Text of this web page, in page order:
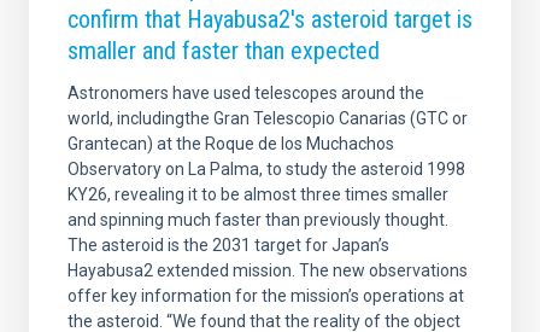
confirm that Hayabusa2's asteroid target is
smaller and faster than expected
Astronomers have used telescopes around the
world, includingthe Gran Telescopio Canarias (GTC or
Grantecan) at the Roque de los Muchachos
Observatory on La Palma, to study the asteroid 1998
KY26, revealing it to be almost three times smaller
and spinning much faster than previously thought.
The asteroid is the 2031 target for Japan’s
Hayabusa2 extended mission. The new observations
offer key information for the mission’s operations at
the asteroid. “We found that the reality of the object